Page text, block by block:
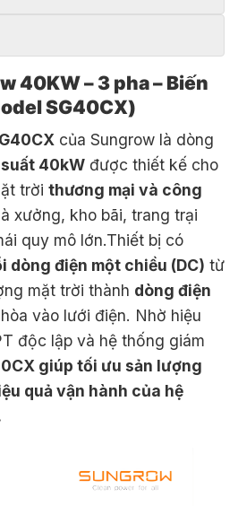
40KW – 3 pha – Biến
SG40CX)
của Sungrow là dòng
40kW được thiết kế cho
trời thương mại và công
xưởng, kho bãi, trang trại
quy mô lớn.Thiết bị có
dòng điện một chiều (DC) từ
mặt trời thành dòng điện
vào lưới điện. Nhờ hiệu
độc lập và hệ thống giám
giúp tối ưu sản lượng
quả vận hành của hệ